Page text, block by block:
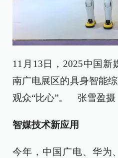
11月13日，2025中国新
南广电展区的具身智能
观众“比心”。 张雪盈摄
智媒技术新应用
今年，中国广电、华为